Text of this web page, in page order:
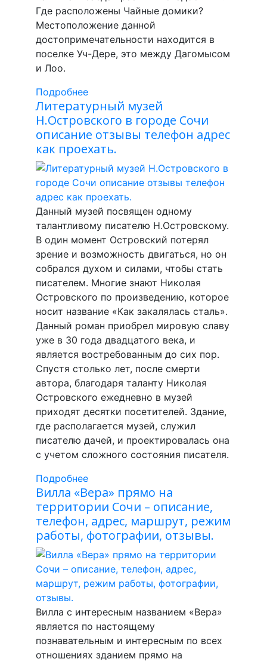
Где расположены Чайные домики?
Местоположение данной
достопримечательности находится в
поселке Уч-Дере, это между Дагомысом
и Лоо.
Подробнее
Литературный музей
Н.Островского в городе Сочи
описание отзывы телефон адрес
как проехать.
Данный музей посвящен одному
талантливому писателю Н.Островскому.
В один момент Островский потерял
зрение и возможность двигаться, но он
собрался духом и силами, чтобы стать
писателем. Многие знают Николая
Островского по произведению, которое
носит название «Как закалялась сталь».
Данный роман приобрел мировую славу
уже в 30 года двадцатого века, и
является востребованным до сих пор.
Спустя столько лет, после смерти
автора, благодаря таланту Николая
Островского ежедневно в музей
приходят десятки посетителей. Здание,
где располагается музей, служил
писателю дачей, и проектировалась она
с учетом сложного состояния писателя.
Подробнее
Вилла «Вера» прямо на
территории Сочи – описание,
телефон, адрес, маршрут, режим
работы, фотографии, отзывы.
Вилла с интересным названием «Вера»
является по настоящему
познавательным и интересным по всех
отношениях зданием прямо на